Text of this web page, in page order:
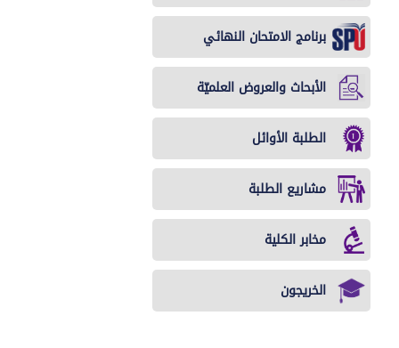
برنامج الامتحان النهائي
الأبحاث والعروض العلميّة
الطلبة الأوائل
مشاريع الطلبة
مخابر الكلية
الخريجون